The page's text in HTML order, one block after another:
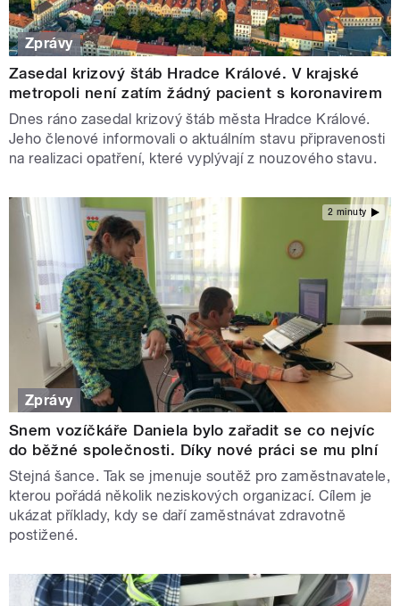
Zprávy
Zasedal krizový štáb Hradce Králové. V krajské
metropoli není zatím žádný pacient s koronavirem
Dnes ráno zasedal krizový štáb města Hradce Králové.
Jeho členové informovali o aktuálním stavu připravenosti
na realizaci opatření, které vyplývají z nouzového stavu.
2 minuty
Zprávy
Snem vozíčkáře Daniela bylo zařadit se co nejvíc
do běžné společnosti. Díky nové práci se mu plní
Stejná šance. Tak se jmenuje soutěž pro zaměstnavatele,
kterou pořádá několik neziskových organizací. Cílem je
ukázat příklady, kdy se daří zaměstnávat zdravotně
postižené.